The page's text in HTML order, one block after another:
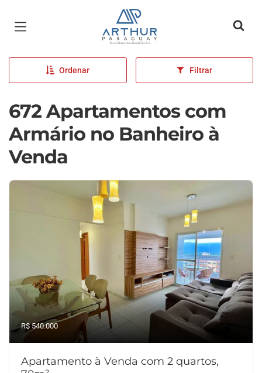
Página inicial
Ordenar Filtrar
672 Apartamentos com
Armário no Banheiro à
Venda
R$ 540.000
Apartamento à Venda com 2 quartos,